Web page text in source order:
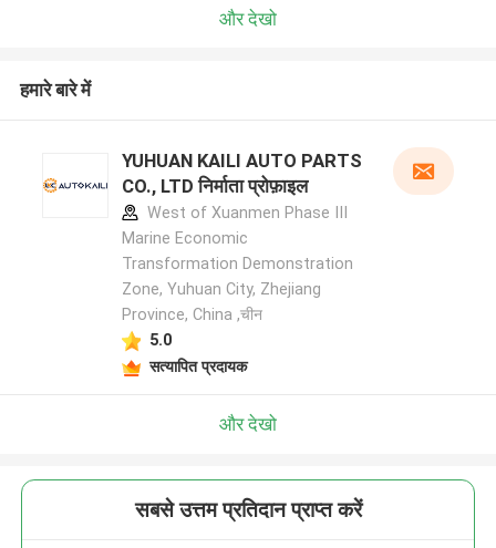
और देखो
हमारे बारे में
YUHUAN KAILI AUTO PARTS
CO., LTD निर्माता प्रोफ़ाइल
West of Xuanmen Phase III
Marine Economic
Transformation Demonstration
Zone, Yuhuan City, Zhejiang
Province, China ,चीन
5.0
सत्यापित प्रदायक
और देखो
सबसे उत्तम प्रतिदान प्राप्त करें